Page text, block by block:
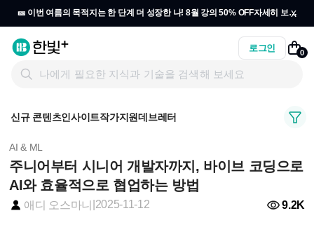
🎫 이번 여름의 목적지는 한 단계 더 성장한 나! 8월 강의 50% OFF자세히 보기
x
로그인 0
신규 콘텐츠인사이트작가지원데브레터
AI & ML
주니어부터 시니어 개발자까지, 바이브 코딩으로
AI와 효율적으로 협업하는 방법
애디 오스마니 2025-11-12 9.2K